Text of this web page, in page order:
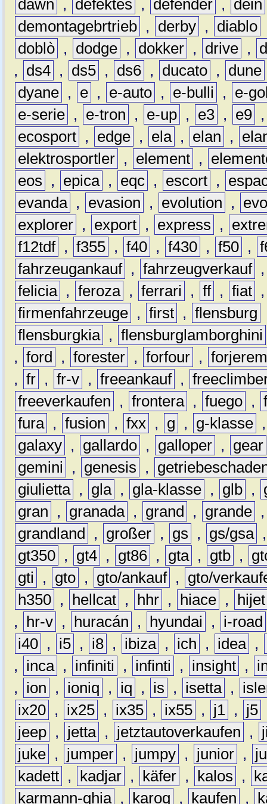
dawn , defektes , defender , dein
demontagebrtrieb , derby , diablo
doblò , dodge , dokker , drive ,
,
ds4 , ds5 , ds6 , ducato , dune
dyane , e , e-auto , e-bulli ,
e-
e-serie , e-tron , e-up , e3 , e9
ecosport , edge , ela , elan ,
elektrosportler , element ,
eos
, epica , eqc , escort ,
evanda , evasion , evolution ,
explorer , export , express ,
f12tdf , f355 , f40 , f430 , f50 ,
fahrzeugankauf , fahrzeugverkauf
felicia , feroza , ferrari , ff , fiat
firmenfahrzeuge , first , flensburg
flensburgkia , flensburglamborghini
, ford , forester , forfour ,
, fr , fr-v , freeankauf ,
freeverkaufen
, frontera , fuego ,
fura , fusion , fxx , g , g-klasse
galaxy , gallardo , galloper ,
gear
gemini
, genesis ,
giulietta , gla , gla-klasse , glb ,
gran
, granada , grand , grande
grandland
, großer , gs , gs/gsa
gt350 , gt4 , gt86 , gta , gtb ,
gti
, gto , gto/ankauf ,
gto/
h350 , hellcat , hhr , hiace ,
hijet
,
hr-v , huracán , hyundai ,
i-road
i40 , i5 , i8 , ibiza , ich , idea ,
,
inca , infiniti , infinti , insight ,
,
ion , ioniq , iq , is , isetta ,
ix20 , ix25 , ix35 , ix55 , j1 , j5
jeep , jetta , jetztautoverkaufen ,
juke , jumper , jumpy , junior ,
kadett , kadjar , käfer , kalos ,
karmann-ghia , karoq , kaufen ,